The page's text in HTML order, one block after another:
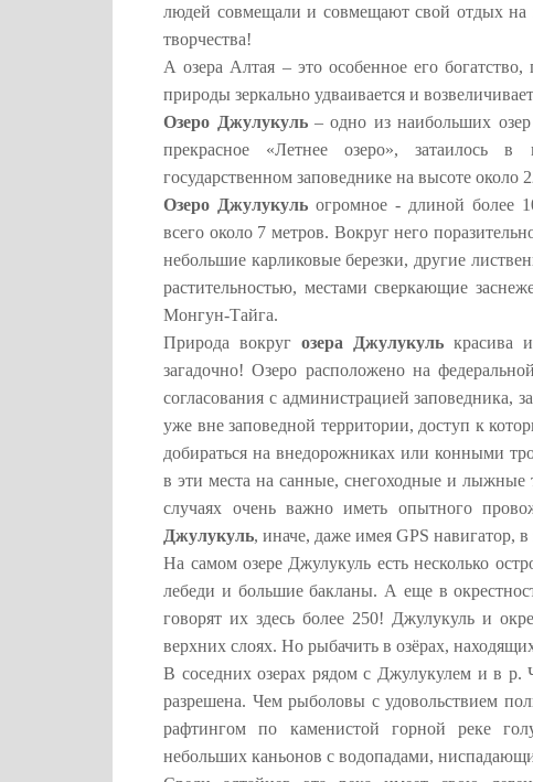
людей совмещали и совмещают свой отдых на
творчества!
А озера Алтая – это особенное его
природы зеркально удваивается и
Озеро Джулукуль– одно из наибольших
прекрасное «Летнее озеро», затаилось
государственном заповеднике на высоте около
Озеро Джулукуль огромное - длиной более
всего около 7 метров. Вокруг него
небольшие карликовые березки, другие
растительностью, местами сверкающие
Монгун-Тайга.
Природа вокругозера Джулукуль красива
загадочно! Озеро расположено на
согласования с администрацией заповедника,
уже вне заповедной территории, доступ к
добираться на внедорожниках или конными
в эти места на санные, снегоходные и
случаях очень важно иметь опытного
Джулукуль, иначе, даже имея GPS навигатор, в
На самом озере Джулукуль есть несколько
лебеди и большие бакланы. А еще в
говорят их здесь более 250! Джулукуль и
верхних слоях. Но рыбачить в озёрах,
В соседних озерах рядом с Джулукулем и в
разрешена. Чем рыболовы с удовольствием
рафтингом по каменистой горной реке
небольших каньонов с водопадами,